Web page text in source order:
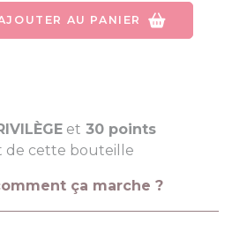
AU PANIER
et 30 points
de cette bouteille
ça marche ?